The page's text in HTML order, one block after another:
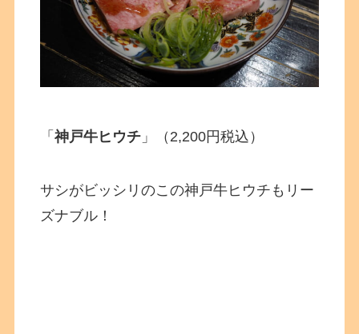
「神戸牛ヒウチ 」（2,200円税込）
サシがビッシリのこの神戸牛ヒウチもリー
ズナブル！